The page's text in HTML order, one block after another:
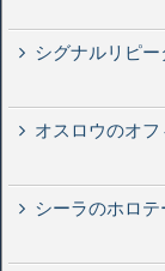
シグナルリピー
オスロウのオ
シーラのホロテ